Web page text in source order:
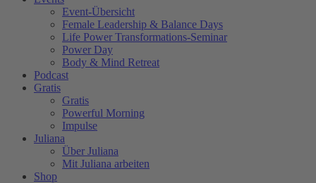
Event-Übersicht
Female Leadership & Balance Days
Life Power Transformations-Seminar
Power Day
Body & Mind Retreat
Podcast
Gratis
Gratis
Powerful Morning
Impulse
Juliana
Über Juliana
Mit Juliana arbeiten
Shop